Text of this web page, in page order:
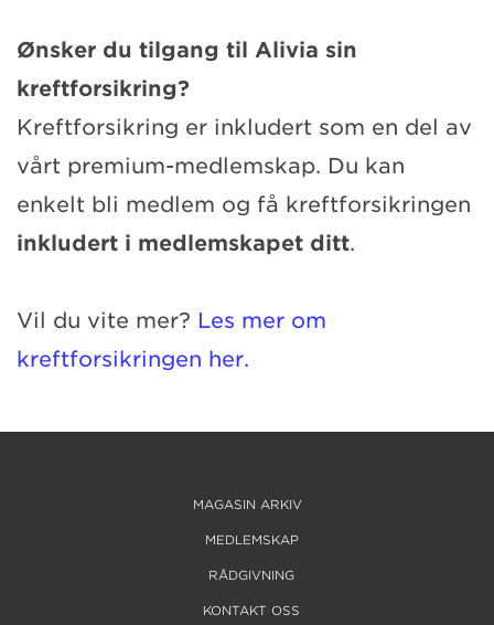
Ønsker du tilgang til Alivia sin
kreftforsikring?
Kreftforsikring er inkludert som en del av
vårt premium-medlemskap. Du kan
enkelt bli medlem og få kreftforsikringen
inkludert i medlemskapet ditt.
Vil du vite mer? Les mer om
kreftforsikringen her.
MAGASIN ARKIV
MEDLEMSKAP
RÅDGIVNING
KONTAKT OSS